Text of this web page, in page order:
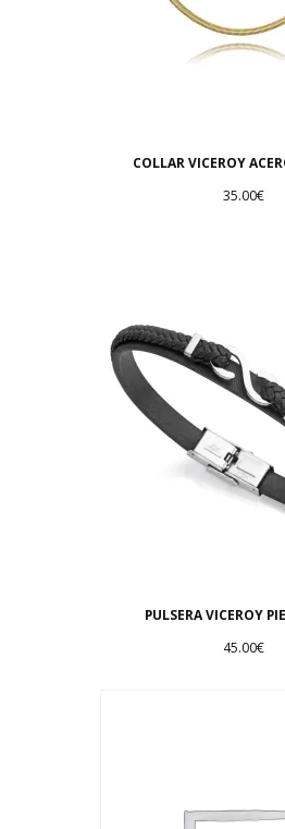
COLLAR VICEROY
35.00€
PULSERA VICEROY
45.00€